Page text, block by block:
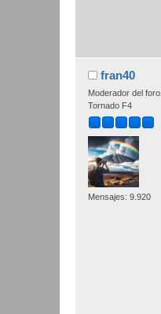
fran40
Moderador del foro.
Tornado F4
Mensajes: 9.920